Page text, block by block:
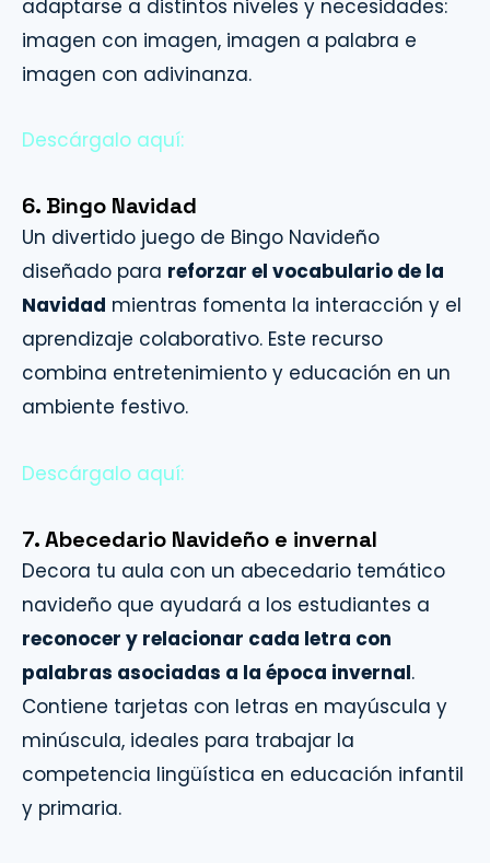
adaptarse a distintos niveles y necesidades:
imagen con imagen, imagen a palabra e
imagen con adivinanza.
Descárgalo aquí:
6. Bingo Navidad
Un divertido juego de Bingo Navideño
diseñado para reforzar el vocabulario de la
Navidad mientras fomenta la interacción y el
aprendizaje colaborativo. Este recurso
combina entretenimiento y educación en un
ambiente festivo.
Descárgalo aquí:
7. Abecedario Navideño e invernal
Decora tu aula con un abecedario temático
navideño que ayudará a los estudiantes a
reconocer y relacionar cada letra con
palabras asociadas a la época invernal.
Contiene tarjetas con letras en mayúscula y
minúscula, ideales para trabajar la
competencia lingüística en educación infantil
y primaria.